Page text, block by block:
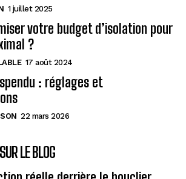
1 juillet 2025
votre budget d’isolation pour
?
17 août 2024
: réglages et
22 mars 2026
LE BLOG